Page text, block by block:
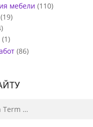
мебели (110)
(19)
(1)
(86)